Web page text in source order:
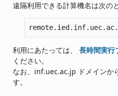
遠隔利用できる計算機名は次の
利用にあたっては、 長時間実行
ください。
なお、inf.uec.ac.jp ドメインか
す。